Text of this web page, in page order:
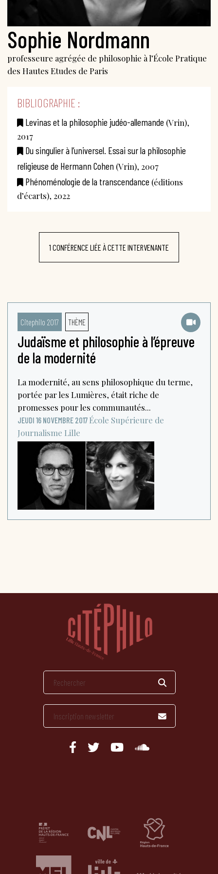
Sophie Nordmann
professeure agrégée de philosophie à l’École Pratique
des Hautes Etudes de Paris
BIBLIOGRAPHIE :
Levinas et la philosophie judéo-allemande (Vrin),
2017
Du singulier à l’universel. Essai sur la philosophie
religieuse de Hermann Cohen (Vrin), 2007
Phénoménologie de la transcendance (éditions
d’écarts), 2022
1 CONFÉRENCE LIÉE À CETTE INTERVENANTE
Citephilo 2017 THÈME
Judaïsme et philosophie à l’épreuve
de la modernité
La modernité, au sens philosophique du terme,
portée par les Lumières, était riche de
promesses pour les communautés...
JEUDI 16 NOVEMBRE 2017 École Supérieure de
Journalisme Lille